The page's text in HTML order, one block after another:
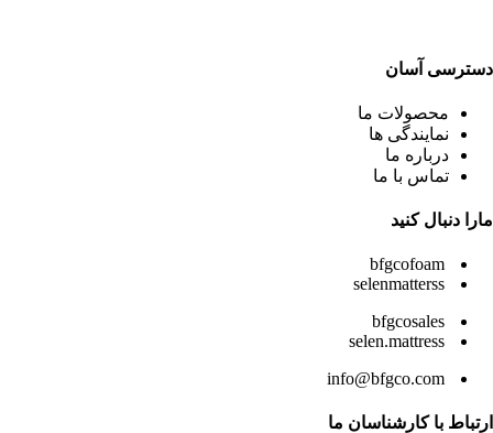
دسترسی آسان
محصولات ما
نمایندگی ها
درباره ما
تماس با ما
مارا دنبال کنید
bfgcofoam
selenmatterss
bfgcosales
selen.mattress
info@bfgco.com
ارتباط با کارشناسان ما